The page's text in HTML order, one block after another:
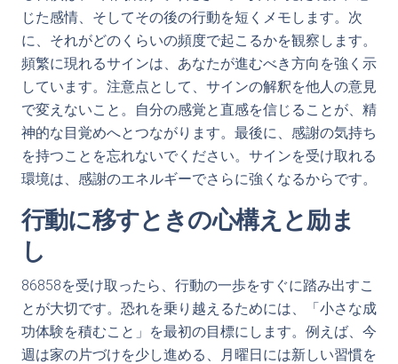
じた感情、そしてその後の行動を短くメモします。次
に、それがどのくらいの頻度で起こるかを観察します。
頻繁に現れるサインは、あなたが進むべき方向を強く示
しています。注意点として、サインの解釈を他人の意見
で変えないこと。自分の感覚と直感を信じることが、精
神的な目覚めへとつながります。最後に、感謝の気持ち
を持つことを忘れないでください。サインを受け取れる
環境は、感謝のエネルギーでさらに強くなるからです。
行動に移すときの心構えと励ま
し
86858を受け取ったら、行動の一歩をすぐに踏み出すこ
とが大切です。恐れを乗り越えるためには、「小さな成
功体験を積むこと」を最初の目標にします。例えば、今
週は家の片づけを少し進める、月曜日には新しい習慣を